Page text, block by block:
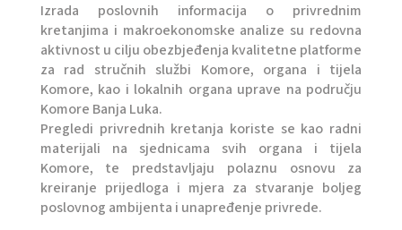
Izrada poslovnih informacija o privrednim
kretanjima i makroekonomske analize su redovna
aktivnost u cilju obezbjeđenja kvalitetne platforme
za rad stručnih službi Komore, organa i tijela
Komore, kao i lokalnih organa uprave na području
Komore Banja Luka.
Pregledi privrednih kretanja koriste se kao radni
materijali na sjednicama svih organa i tijela
Komore, te predstavljaju polaznu osnovu za
kreiranje prijedloga i mjera za stvaranje boljeg
poslovnog ambijenta i unapređenje privrede.